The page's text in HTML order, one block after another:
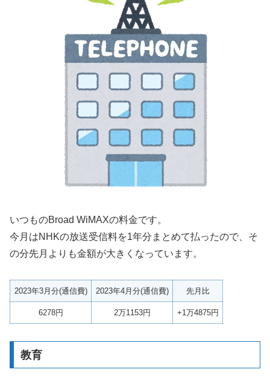
いつものBroad WiMAXの料金です。
今月はNHKの放送受信料を1年分まとめて払ったので、そ
の分先月よりも金額が大きくなっています。
2023年3月分(通信費) 2023年4月分(通信費) 先月比
6278円 2万1153円 +1万4875円
教育